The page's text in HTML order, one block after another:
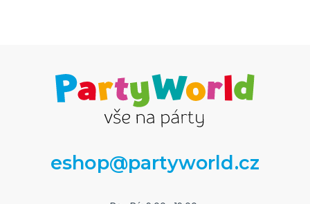
eshop@partyworld.cz